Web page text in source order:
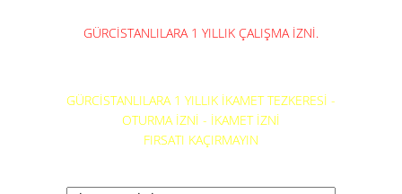
GÜRCİSTANLILARA 1 YILLIK ÇALIŞMA İZNİ.
GÜRCİSTANLILARA 1 YILLIK İKAMET TEZKERESİ -
OTURMA İZNİ - İKAMET İZNİ
FIRSATI KAÇIRMAYIN